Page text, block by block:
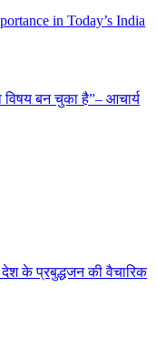
in Today’s India
बन चुका है”– आचार्य
देश के प्रबुद्धजन की वैचारिक